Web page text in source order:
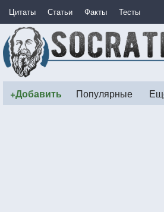
Цитаты Статьи Факты Тесты
+Добавить Популярные